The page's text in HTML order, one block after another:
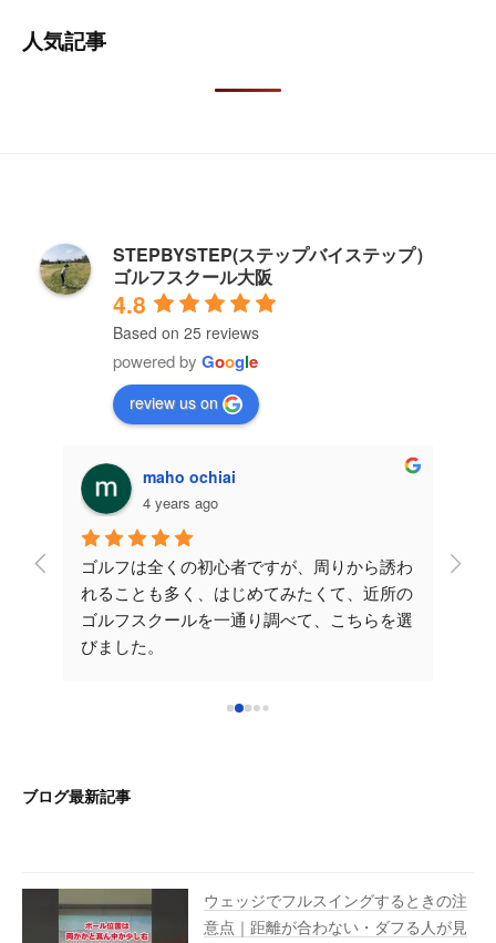
人気記事
STEPBYSTEP(ステップバイステップ）
ゴルフスクール大阪
4.8
Based on 25 reviews
powered by Google
review us on
ス
し
maho ochiai
4 years ago
ゴルフは全くの初心者ですが、周りから誘わ
れることも多く、はじめてみたくて、近所の
ゴルフスクールを一通り調べて、こちらを選
びました。
いです。次のレッスンも楽しみです！こちら
こ
ブログ最新記事
ウェッジでフルスイングするときの注
意点｜距離が合わない・ダフる人が見